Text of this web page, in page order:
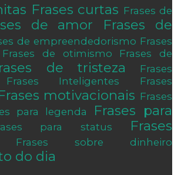
Frases curtas Frases de
de amor
Frases de
de empreendedorismo Frases
Frases de otimismo
Frases de
de tristeza
Frases
Frases Inteligentes
Frases
motivacionais Frases
para legenda
Frases para
para status
Frases
Frases sobre dinheiro
do dia